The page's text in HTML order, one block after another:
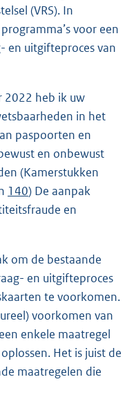
(VRS). In
voor een
en uitgifteproces van
2022 heb ik uw
in het
paspoorten en
en onbewust
(Kamerstukken
140) De aanpak
en
om de bestaande
en uitgifteproces
te voorkomen.
voorkomen van
enkele maatregel
Het is juist de
maatregelen die